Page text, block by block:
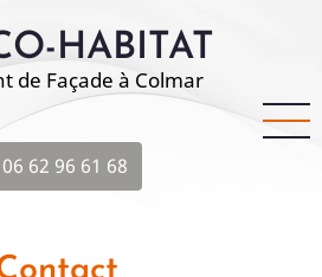
HABITAT
de Façade à Colmar
06 62 96 61 68